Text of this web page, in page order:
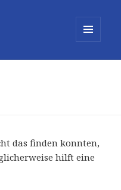
das finden konnten,
hilft eine